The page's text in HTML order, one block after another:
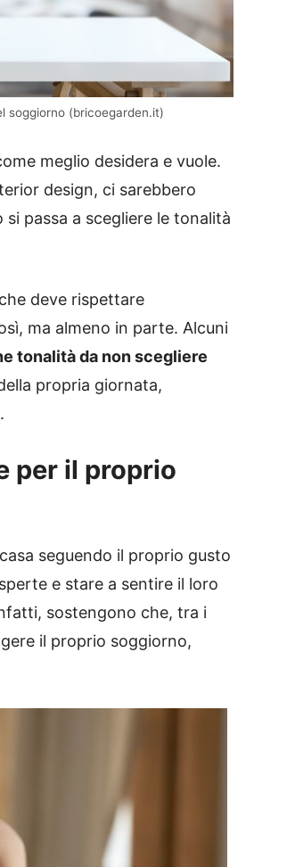
soggiorno (bricoegarden.it)
meglio desidera e vuole.
design, ci sarebbero
passa a scegliere le tonalità
deve rispettare
ma almeno in parte. Alcuni
tonalità da non scegliere
propria giornata,
per il proprio
seguendo il proprio gusto
e stare a sentire il loro
sostengono che, tra i
il proprio soggiorno,